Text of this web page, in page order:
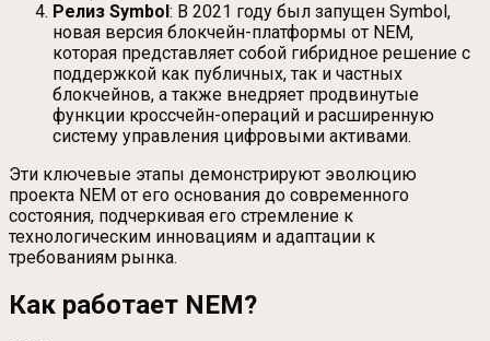
Релиз Symbol : В 2021 году был запущен Symbol,
новая версия блокчейн-платформы от NEM,
которая представляет собой гибридное решение с
поддержкой как публичных, так и частных
блокчейнов, а также внедряет продвинутые
функции кроссчейн-операций и расширенную
систему управления цифровыми активами.
Эти ключевые этапы демонстрируют эволюцию
проекта NEM от его основания до современного
состояния, подчеркивая его стремление к
технологическим инновациям и адаптации к
требованиям рынка.
Как работает NEM?